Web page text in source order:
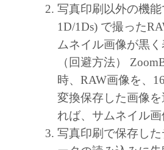
よびキヤノンのラ
ザーの特定の目的
用であること、ま
と、その他本ソフ
しません。
キヤノン、キヤノ
よびキヤノンのラ
に付随または関連
写真印刷以外の機
1D/1Ds) で撮った
ムネイル画像が黒く
（回避方法）
時、RAW画像を、
変換保存した画像を
れば、サムネイル画
写真印刷で保存し